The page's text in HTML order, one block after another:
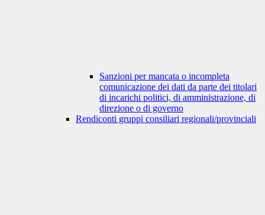
Sanzioni per mancata o incompleta
comunicazione dei dati da parte dei titolari
di incarichi politici, di amministrazione, di
direzione o di governo
Rendiconti gruppi consiliari regionali/provinciali